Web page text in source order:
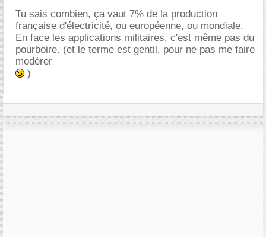
Tu sais combien, ça vaut 7% de la production
française d'électricité, ou européenne, ou mondiale.
En face les applications militaires, c'est même pas du
pourboire. (et le terme est gentil, pour ne pas me faire
modérer
)